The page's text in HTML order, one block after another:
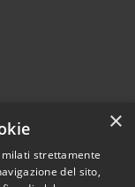
© 2026 • Comune di
• Powered by
×
strettamente
del sito,